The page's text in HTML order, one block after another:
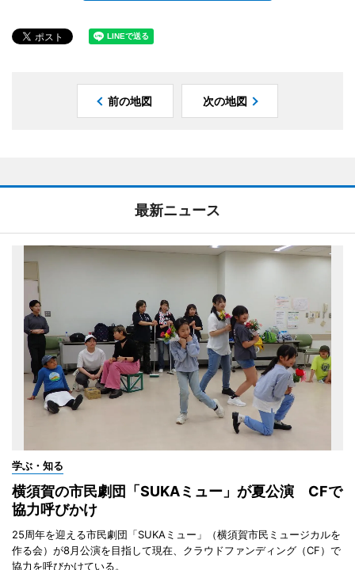
前の地図 次の地図
最新ニュース
学ぶ・知る
横須賀の市民劇団「SUKAミュー」が夏公演 CFで
協力呼びかけ
25周年を迎える市民劇団「SUKAミュー」（横須賀市民ミュージカルを
作る会）が8月公演を目指して現在、クラウドファンディング（CF）で
協力を呼びかけている。